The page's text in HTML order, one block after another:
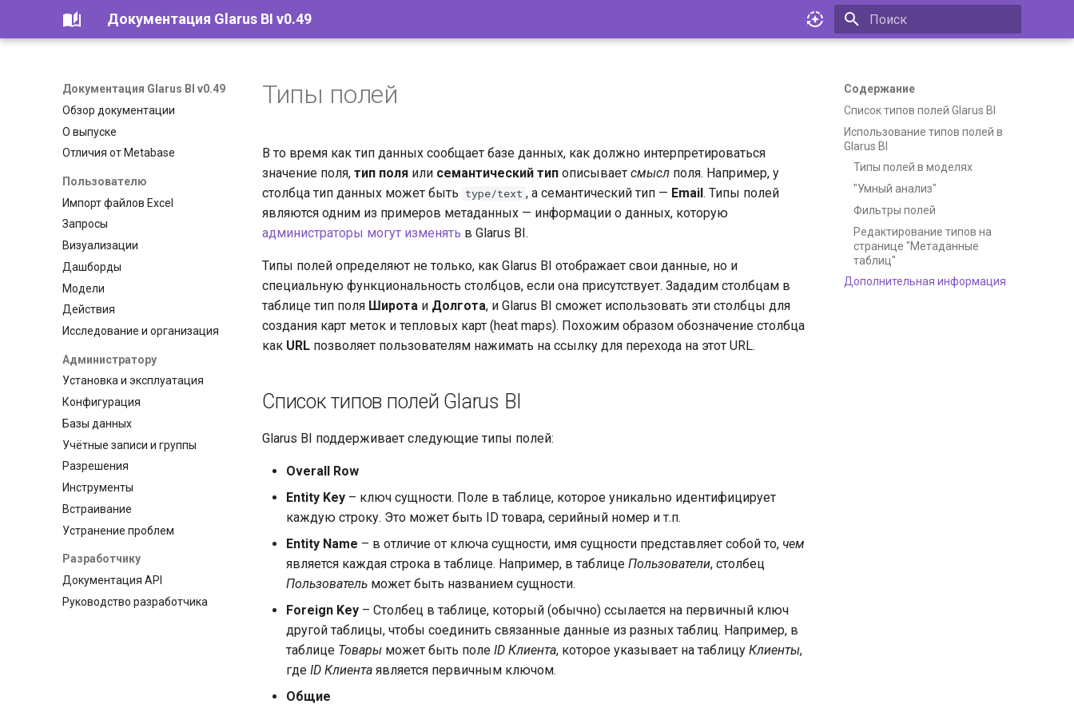
Документация Glarus BI v0.49
Документация Glarus BI v0.49
Обзор документации
О выпуске
Отличия от Metabase
Пользователю
Импорт файлов Excel
Запросы
Визуализации
Дашборды
Модели
Действия
Исследование и организация
Администратору
Установка и эксплуатация
Конфигурация
Базы данных
Учётные записи и группы
Разрешения
Инструменты
Встраивание
Устранение проблем
Разработчику
Документация API
Руководство разработчика
Содержание
Список типов полей Glarus BI
Использование типов полей в
Glarus BI
Типы полей в моделях
"Умный анализ"
Фильтры полей
Редактирование типов на
странице "Метаданные
таблиц"
Дополнительная информация
Типы полей
В то время как тип данных сообщает базе данных, как должно интерпретироваться
значение поля, тип поля или семантический тип описывает смысл поля. Например, у
столбца тип данных может быть type/text , а семантический тип — Email. Типы полей
являются одним из примеров метаданных — информации о данных, которую
администраторы могут изменять в Glarus BI.
Типы полей определяют не только, как Glarus BI отображает свои данные, но и
специальную функциональность столбцов, если она присутствует. Зададим столбцам в
таблице тип поля Широта и Долгота, и Glarus BI сможет использовать эти столбцы для
создания карт меток и тепловых карт (heat maps). Похожим образом обозначение столбца
как URL позволяет пользователям нажимать на ссылку для перехода на этот URL.
Список типов полей Glarus BI
Glarus BI поддерживает следующие типы полей:
Overall Row
Entity Key – ключ сущности. Поле в таблице, которое уникально идентифицирует
каждую строку. Это может быть ID товара, серийный номер и т.п.
Entity Name – в отличие от ключа сущности, имя сущности представляет собой то, чем
является каждая строка в таблице. Например, в таблице Пользователи, столбец
Пользователь может быть названием сущности.
Foreign Key – Столбец в таблице, который (обычно) ссылается на первичный ключ
другой таблицы, чтобы соединить связанные данные из разных таблиц. Например, в
таблице Товары может быть поле ID Клиента, которое указывает на таблицу Клиенты,
где ID Клиента является первичным ключом.
Общие